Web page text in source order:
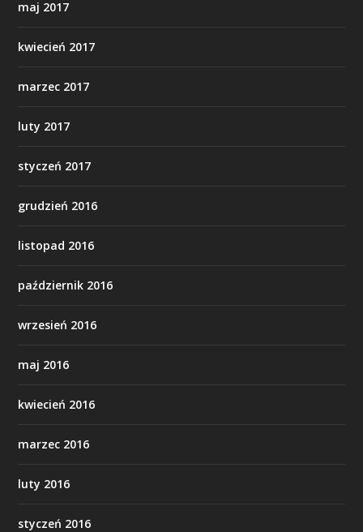
maj 2017
kwiecień 2017
marzec 2017
luty 2017
styczeń 2017
grudzień 2016
listopad 2016
październik 2016
wrzesień 2016
maj 2016
kwiecień 2016
marzec 2016
luty 2016
styczeń 2016